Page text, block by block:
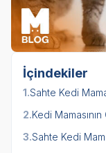
İçindekiler
1.Sahte Kedi
2.Kedi
3.Sahte Kedi